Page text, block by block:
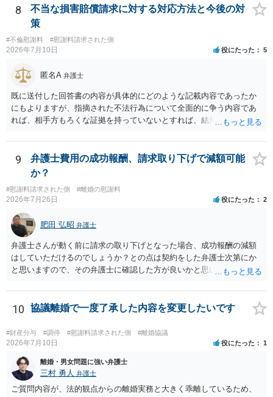
ように、LINEのやり取りと数回の食事のみで性交渉がないのであれ
ば、原則として不貞慰謝料支払義務は否定されます。他方で、性交渉
がない場合でも、親密なやり取りの内容や関係の態様によっては、婚
姻共同生活の平穏を害したとして、例外的に慰謝料支払義務が肯定さ
れることもあります。 すでに弁護士に依頼されているのであれば、車
の購入事情も含めて説明し、支払能力の問題と、そもそもの慰謝料額
の相当性を分けて交渉してもらう方がよいでしょう。
8
不当な損害賠償請求に対する対応方法と今後の対
策
#不倫慰謝料 #慰謝料請求された側
2026年7月10日 役にたった 5
匿名A 弁護士
既に送付した回答書の内容が具体的にどのような記載内容であったか
にもよりますが、指摘された不法行為について全面的に争う内容であ
れば、相手方もろくな証拠を持っていないとすれば、結局は何もなく
晴らす」ことが最重要なのであれば、むしろ、相手方から訴訟を提起
して貰い、あなたが勝訴（請求棄却）して不法行為が存在しなかった
ことを公に認めてもらった方が（精神安定の面でも）ベターなのでは
ないかとも思えます。そうであれば、「訴えられる」ことを怖がる必
要はなく、むしろ「出るところへ出ましょう」という態度の方が妥当
です。 ただ、冒頭で述べたとおりこちらが強気に出て相手方に十分な
証拠がない場合には提訴されず消化不良状態で終わってしまう危険も
ありますので、名誉回復を重視するなら、逆に相手方を被告として債
務不存在確認請求訴訟を提起することも考えられます（事案によって
は、十分な根拠もなく不法行為と決めつけたことに対する慰謝料請求
も併せて行う）。 しかしながら、訴訟への対応は（仮に弁護士へ対応
を任せるとしても）気力が必要であり、精神疾患を抱えながら対応す
るのはしんどい面があります。 名誉回復を重視してとことん毅然と対
応するのがよいのか、それとも相手方の主張の一部をある程度受け入
れて（紛らわしい言動があったとして）示談や和解で収めるか、とい
すので、地元の複数の弁護士に聞いてみた方がよいと思います。
9
弁護士費用の成功報酬、請求取り下げで減額可能
か？
#慰謝料請求された側 #離婚の慰謝料
2026年7月26日 役にたった 2
肥田 弘昭 弁護士
弁護士さんが動く前に請求の取り下げとなった場合、成功報酬の減額
はしていただけるのでしょうか？との点は契約をした弁護士次第にか
と思いますので、その弁護士に確認した方が良いかと思います。ご参
10 協議離婚で一度了承した内容を変更したいです
#財産分与 #調停 #慰謝料請求された側 #離婚協議
2026年7月10日 役にたった 1
離婚・男女問題に強い弁護士
三村 勇人 弁護士
ご質問内容が、法的観点からの離婚実務と大きく乖離しているため、